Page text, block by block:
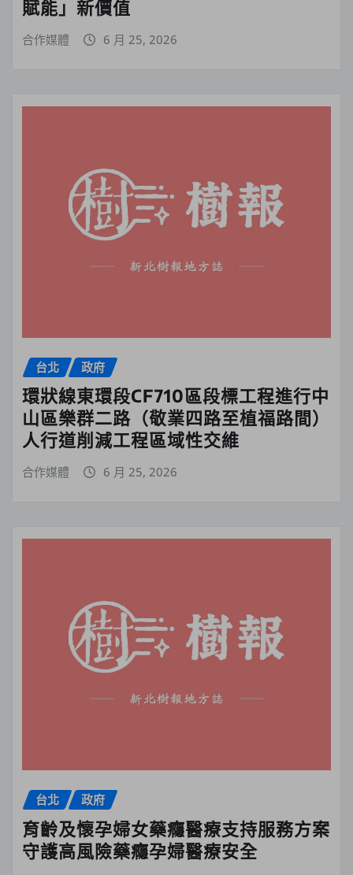
賦能」新價值
合作媒體 6 月 25, 2026
台北 政府
環狀線東環段CF710區段標工程進行中
山區樂群二路（敬業四路至植福路間）
人行道削減工程區域性交維
合作媒體 6 月 25, 2026
台北 政府
育齡及懷孕婦女藥癮醫療支持服務方案
守護高風險藥癮孕婦醫療安全